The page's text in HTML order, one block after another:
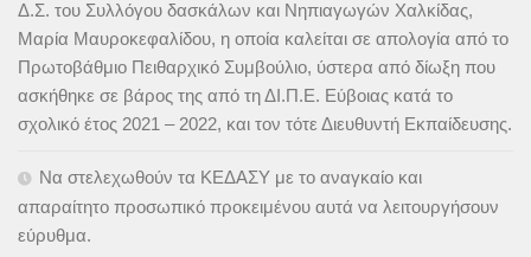
Δ.Σ. του Συλλόγου δασκάλων και Νηπιαγωγών Χαλκίδας,
Μαρία Μαυροκεφαλίδου, η οποία καλείται σε απολογία από το
Πρωτοβάθμιο Πειθαρχικό Συμβούλιο, ύστερα από δίωξη που
ασκήθηκε σε βάρος της από τη ΔΙ.Π.Ε. Εύβοιας κατά το
σχολικό έτος 2021 – 2022, και τον τότε Διευθυντή Εκπαίδευσης.
Να στελεχωθούν τα ΚΕΔΑΣΥ με το αναγκαίο και
απαραίτητο προσωπικό προκειμένου αυτά να λειτουργήσουν
εύρυθμα.